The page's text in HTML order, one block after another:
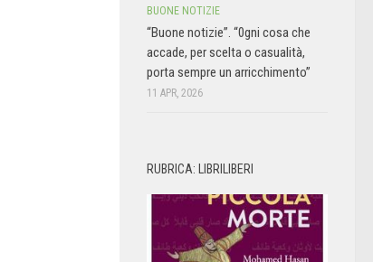
BUONE NOTIZIE
“Buone notizie”. “0gni cosa che
accade, per scelta o casualità,
porta sempre un arricchimento”
11 APR, 2026
RUBRICA: LIBRILIBERI